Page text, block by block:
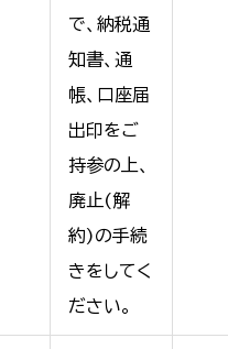
で、納税通
知書、通
帳、口座届
出印をご
持参の上、
廃止(解
約)の手続
きをしてく
ださい。